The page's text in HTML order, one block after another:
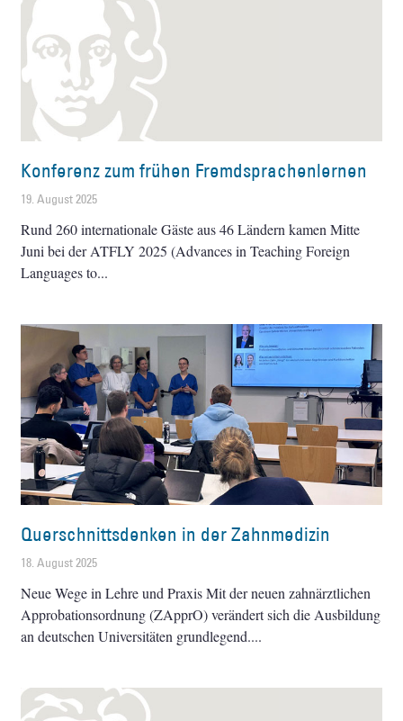
Konferenz zum frühen Fremdsprachenlernen
19. August 2025
Rund 260 internationale Gäste aus 46 Ländern kamen Mitte
Juni bei der ATFLY 2025 (Advances in Teaching Foreign
Languages to
Querschnittsdenken in der Zahnmedizin
18. August 2025
Neue Wege in Lehre und Praxis Mit der neuen zahnärztlichen
Approbationsordnung (ZApprO) verändert sich die Ausbildung
an deutschen Universitäten grundlegend.